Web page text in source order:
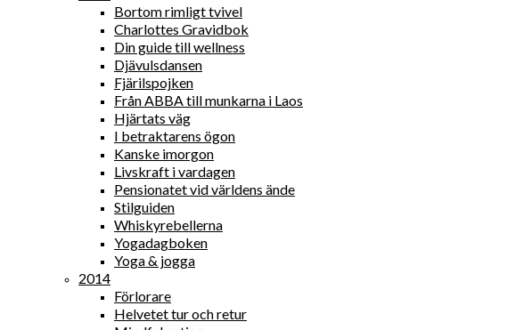
Bortom rimligt tvivel
Charlottes Gravidbok
Din guide till wellness
Djävulsdansen
Fjärilspojken
Från ABBA till munkarna i Laos
Hjärtats väg
I betraktarens ögon
Kanske imorgon
Livskraft i vardagen
Pensionatet vid världens ände
Stilguiden
Whiskyrebellerna
Yogadagboken
Yoga & jogga
2014
Förlorare
Helvetet tur och retur